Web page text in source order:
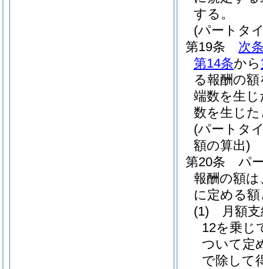
する。
(パートタ
第19条
次
第14条から
る報酬の
端数を生
数を生じ
(パートタ
額の算出)
第20条
パ
報酬の額は
に定める
(1)
月額
12を乗じ
ついて定
で除して